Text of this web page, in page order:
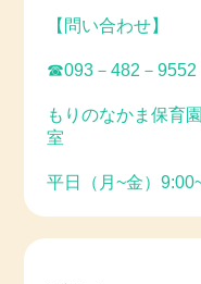
【問い合わせ】
☎093－482－9552
もりのなかま保育
室
平日（月~金）